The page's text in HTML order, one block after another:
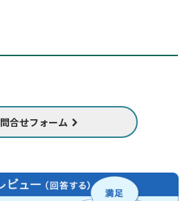
問合せフォーム